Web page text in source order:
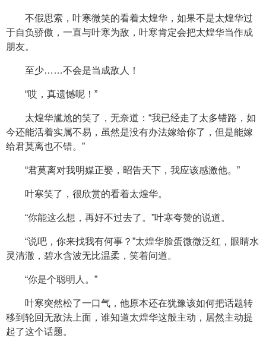
不假思索，叶寒微笑的看着太煌华，如果不是太煌华过
于自负骄傲，一直与叶寒为敌，叶寒肯定会把太煌华当作成
朋友。
至少……不会是当成敌人！
“哎，真遗憾呢！”
太煌华尴尬的笑了，无奈道：“我已经走了太多错路，如
今还能活着实属不易，虽然是没有办法嫁给你了，但是能嫁
给君莫离也不错。”
“君莫离对我明媒正娶，昭告天下，我应该感激他。”
叶寒笑了，很欣赏的看着太煌华。
“你能这么想，再好不过去了。”叶寒夸赞的说道。
“说吧，你来找我有何事？”太煌华脸蛋微微泛红，眼睛水
灵清澈，碧水含波无比温柔，笑着问道。
“你是个聪明人。”
叶寒突然松了一口气，他原本还在犹豫该如何把话题转
移到轮回无敌法上面，谁知道太煌华这般主动，居然主动提
起了这个话题。